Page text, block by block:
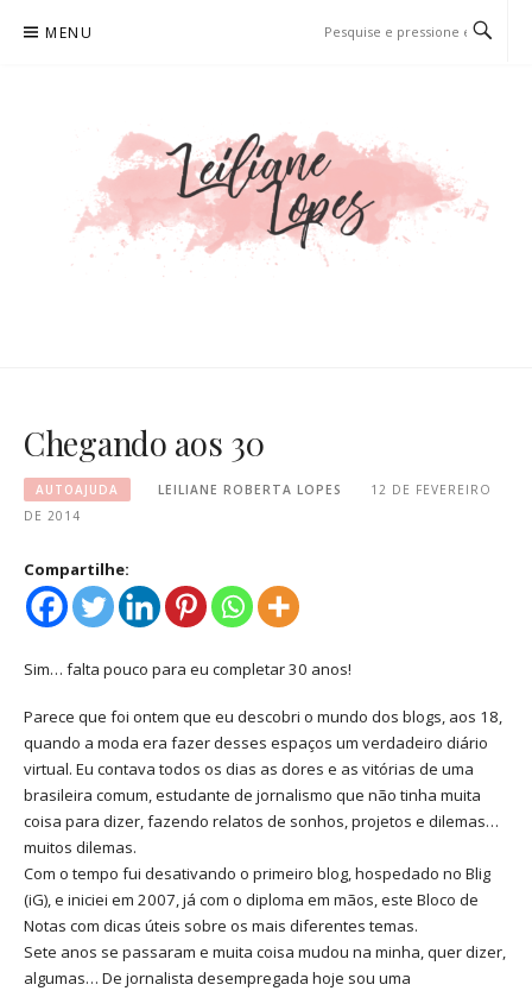
para
MENU
Chegando aos 30
AUTOAJUDA LEILIANE ROBERTA LOPES
12 DE FEVEREIRO
DE 2014
Compartilhe:
Sim… falta pouco para eu completar 30 anos!
Parece que foi ontem que eu descobri o mundo dos blogs, aos 18,
quando a moda era fazer desses espaços um verdadeiro diário
virtual. Eu contava todos os dias as dores e as vitórias de uma
brasileira comum, estudante de jornalismo que não tinha muita
coisa para dizer, fazendo relatos de sonhos, projetos e dilemas…
muitos dilemas.
Com o tempo fui desativando o primeiro blog, hospedado no Blig
(iG), e iniciei em 2007, já com o diploma em mãos, este Bloco de
Notas com dicas úteis sobre os mais diferentes temas.
Sete anos se passaram e muita coisa mudou na minha, quer dizer,
algumas… De jornalista desempregada hoje sou uma